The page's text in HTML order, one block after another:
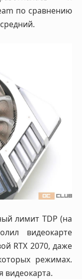
по сравнению
лимит TDP (на
видеокарте
RTX 2070, даже
режимах.
видеокарта.